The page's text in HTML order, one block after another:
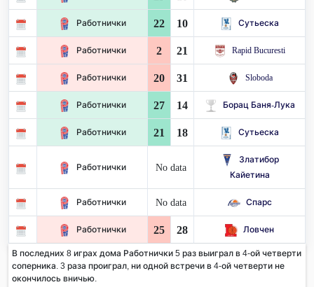
Работнички 22 10 Сутьеска
Работнички 2 21 Rapid Bucuresti
Работнички 20 31 Sloboda
Работнички 27 14 Борац Баня-Лука
Работнички 21 18 Сутьеска
Работнички No data
Златибор
Кайетина
Работнички No data Спарс
Работнички 25 28 Ловчен
В последних 8 играх дома Работнички 5 раз выиграл в 4-ой четверти
соперника. 3 раза проиграл, ни одной встречи в 4-ой четверти не
окончилось вничью.